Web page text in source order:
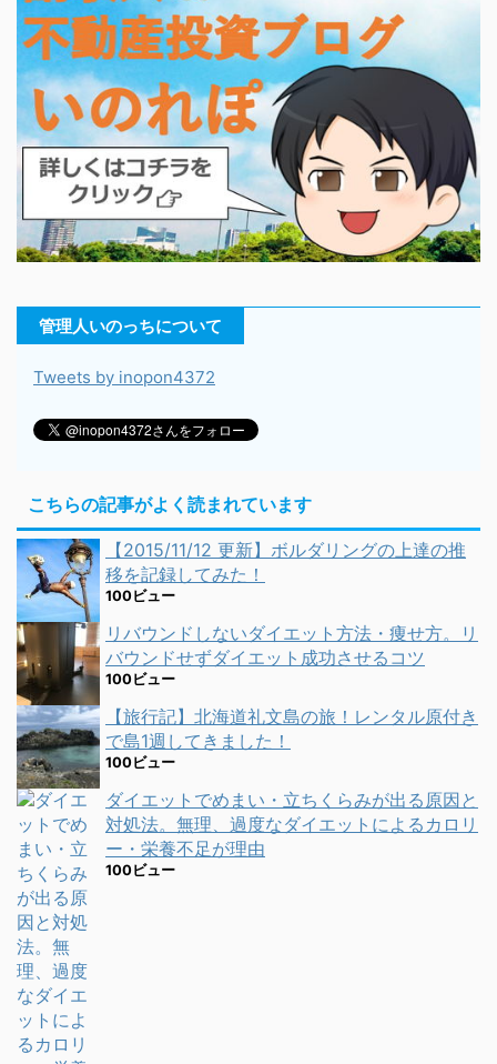
管理人いのっちについて
Tweets by inopon4372
こちらの記事がよく読まれています
【2015/11/12 更新】ボルダリングの上達の推
移を記録してみた！
100ビュー
リバウンドしないダイエット方法・痩せ方。リ
バウンドせずダイエット成功させるコツ
100ビュー
【旅行記】北海道礼文島の旅！レンタル原付き
で島1週してきました！
100ビュー
ダイエットでめまい・立ちくらみが出る原因と
対処法。無理、過度なダイエットによるカロリ
ー・栄養不足が理由
100ビュー